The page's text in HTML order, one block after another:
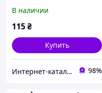
В наличии
115₴
Купить
Интер​нет-ка​т​ал​​ог ски​​д​ок "МОДНИК" 98%